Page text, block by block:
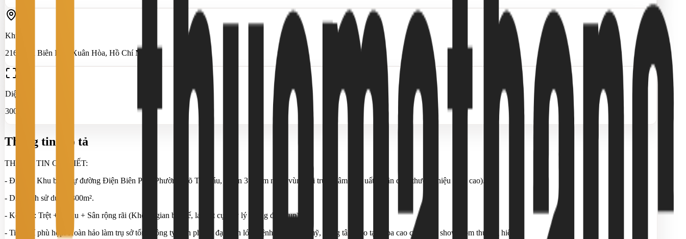
Khu vực
216 Điện Biên Phủ, Xuân Hòa, Hồ Chí Minh
Diện tích
300 m²
Thông tin mô tả
THÔNG TIN CHI TIẾT:
- Địa chỉ: Khu biệt thự đường Điện Biên Phủ, Phường Võ Thị Sáu, Quận 3 (Nằm ngay vùng lõi trung tâm sầm uất, nhận diện thương hiệu đỉnh cao).
- Diện tích sử dụng: 300m².
- Kết cấu: Trệt + 4 Lầu + Sân rộng rãi (Không gian bề thế, layout cực kỳ lý tưởng để setup).
- Tiêu chí phù hợp: Hoàn hảo làm trụ sở tổng công ty, văn phòng đại diện lớn, bệnh viện thẩm mỹ, trung tâm đào tạo, spa cao cấp hoặc showroom thương hiệu.